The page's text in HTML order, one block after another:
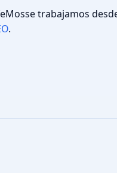
trabajamos
.